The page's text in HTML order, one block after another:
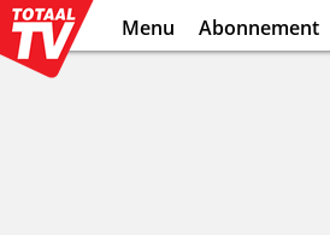
Menu Abonnement